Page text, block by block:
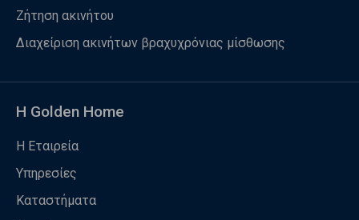
Ζήτηση ακινήτου
Διαχείριση ακινήτων βραχυχρόνιας μίσθωσης
Η Golden Home
Η Εταιρεία
Υπηρεσίες
Καταστήματα